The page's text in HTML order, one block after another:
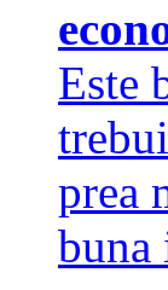
Este
prea
buna